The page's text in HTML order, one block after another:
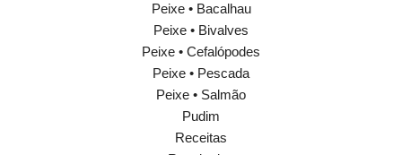
Peixe • Bacalhau
Peixe • Bivalves
Peixe • Cefalópodes
Peixe • Pescada
Peixe • Salmão
Pudim
Receitas